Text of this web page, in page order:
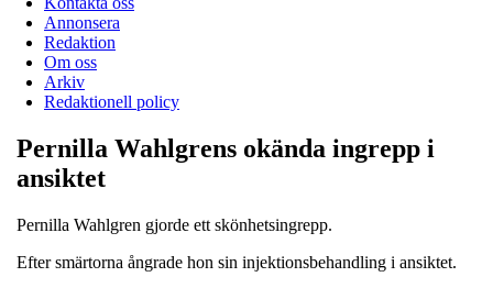
Annonsera
Redaktion
Om oss
Arkiv
Redaktionell policy
Pernilla Wahlgrens okända ingrepp i
ansiktet
Pernilla Wahlgren gjorde ett skönhetsingrepp.
Efter smärtorna ångrade hon sin injektionsbehandling i ansiktet.